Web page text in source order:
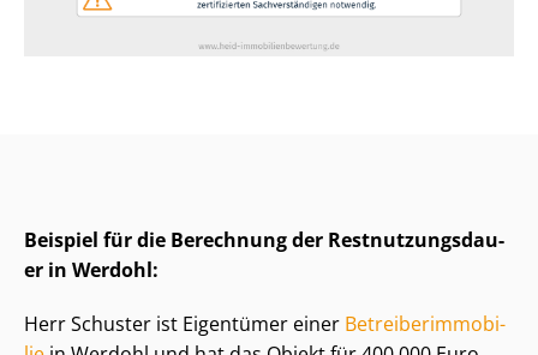
Beispiel für die Berechnung der Rest­nut­zungs­dau­
er in Werdohl:
Herr Schuster ist Eigentümer einer Be­trei­ber­im­mo­bi­